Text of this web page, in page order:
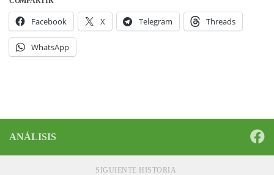
Facebook X Telegram Threads
WhatsApp
ANÁLISIS
SIGUIENTE HISTORIA